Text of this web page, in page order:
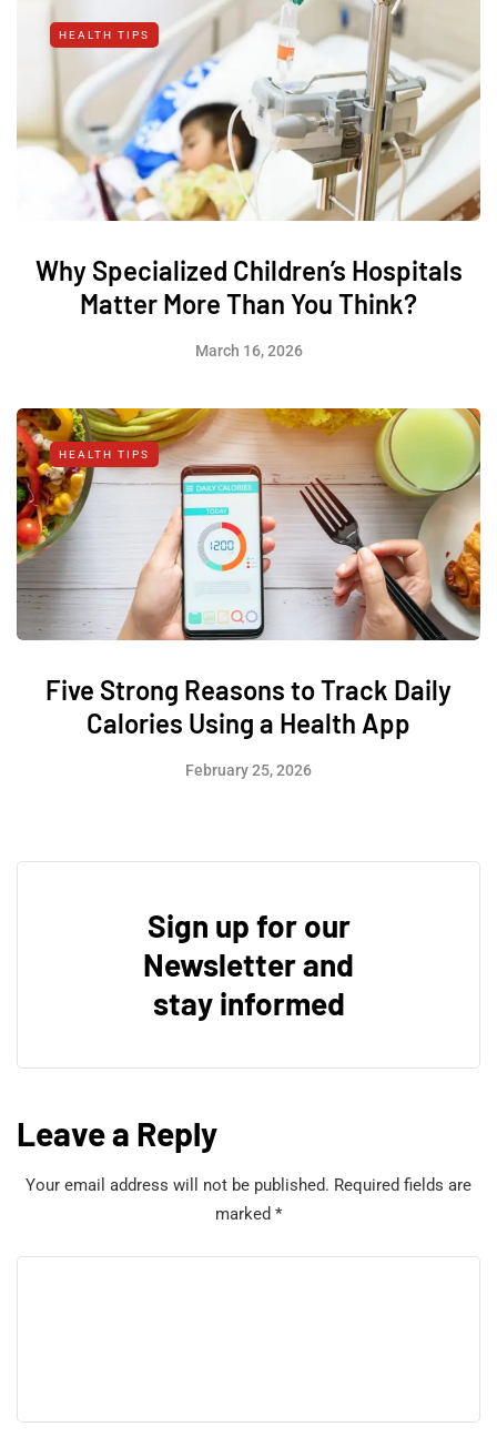
HEALTH TIPS
Why Specialized Children’s Hospitals
Matter More Than You Think?
March 16, 2026
HEALTH TIPS
Five Strong Reasons to Track Daily
Calories Using a Health App
February 25, 2026
Sign up for our
Newsletter and
stay informed
Leave a Reply
Your email address will not be published. Required fields are
marked *